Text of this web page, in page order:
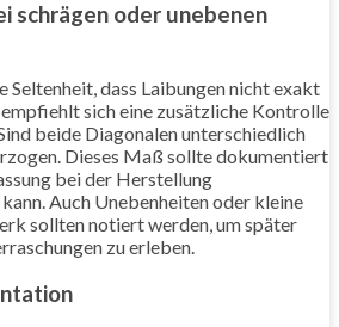
schrägen oder unebenen
Seltenheit, dass Laibungen nicht exakt
sich eine zusätzliche Kontrolle
beide Diagonalen unterschiedlich
Dieses Maß sollte dokumentiert
bei der Herstellung
Auch Unebenheiten oder kleine
sollten notiert werden, um später
zu erleben.